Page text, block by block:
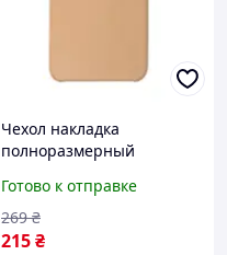
Чехол накладка
полноразмерный
Iphone 7 plus 8 plus gold
buzyna
Готово к отправке
215₴
269 ₴